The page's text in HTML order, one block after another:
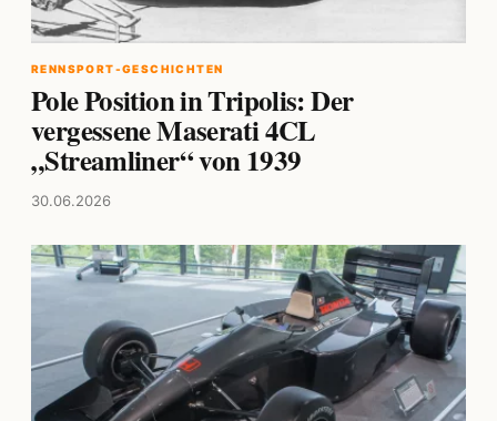
RENNSPORT-GESCHICHTEN
Pole Position in Tripolis: Der
vergessene Maserati 4CL
„Streamliner“ von 1939
30.06.2026